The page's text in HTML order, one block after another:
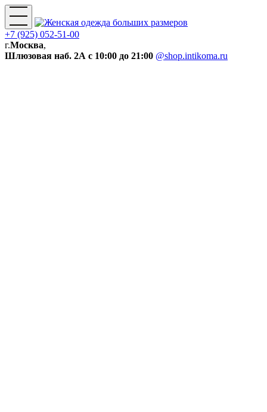
+7 (925) 052-51-00
г.Москва,
Шлюзовая наб. 2А с 10:00 до 21:00 @shop.intikoma.ru